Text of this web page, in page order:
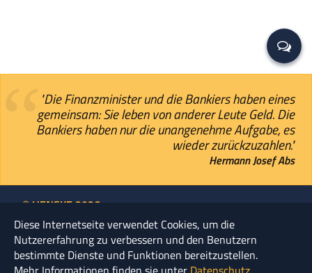
"Die Finanzminister und die Bankiers haben eines
gemeinsam: Sie leben von anderer Leute Geld. Die
Bankiers haben nur die unangenehme Aufgabe, es
wieder zurückzuzahlen."
Hermann Josef Abs
Seite durchsuchen
© HENSKE 2026
Diese Internetseite verwendet Cookies, um die
Nutzererfahrung zu verbessern und den Benutzern
bestimmte Dienste und Funktionen bereitzustellen.